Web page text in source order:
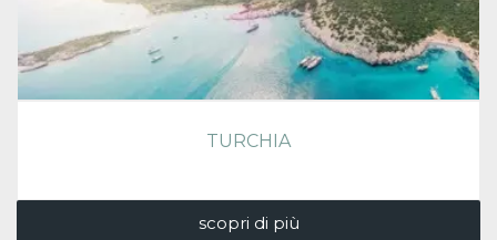
TURCHIA
scopri di più